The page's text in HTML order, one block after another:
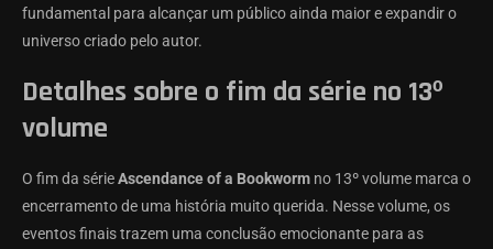
fundamental para alcançar um público ainda maior e expandir o
universo criado pelo autor.
Detalhes sobre o fim da série no 13º
volume
O fim da sérieAscendance of a Bookworm no 13º volume marca o
encerramento de uma história muito querida. Nesse volume, os
eventos finais trazem uma conclusão emocionante para as